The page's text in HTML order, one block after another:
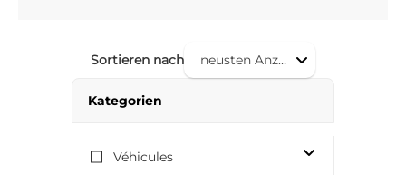
Sortieren nach neusten Anzeigen
Kategorien
Véhicules